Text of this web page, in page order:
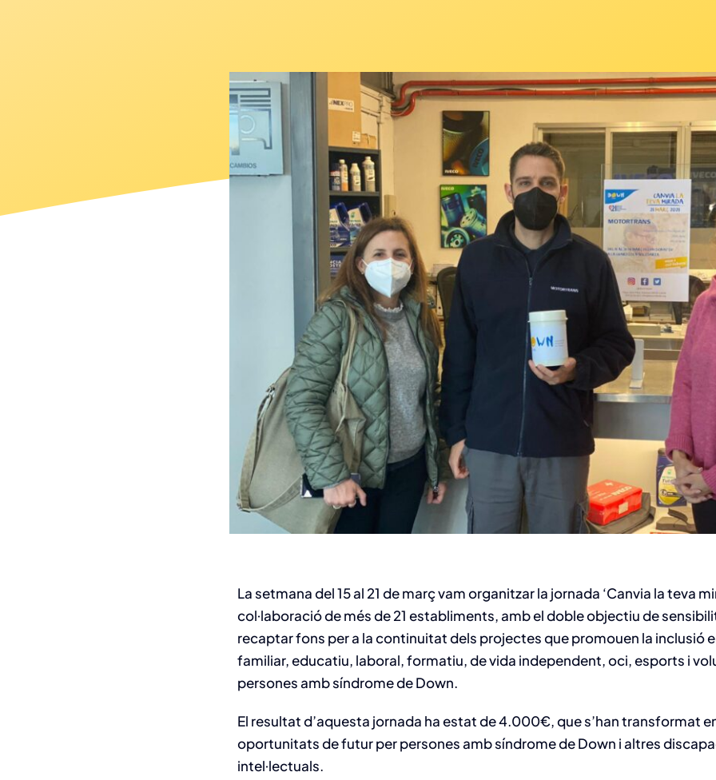
La setmana del 15 al 21 de març vam organitzar la jornada ‘Canvia la teva
col·laboració de més de 21 establiments, amb el doble objectiu de
recaptar fons per a la continuitat dels projectes que promouen la inclusió
familiar, educatiu, laboral, formatiu, de vida independent, oci, esports i
persones amb síndrome de Down.
El resultat d’aquesta jornada ha estat de 4.000€, que s’han transformat
oportunitats de futur per persones amb síndrome de Down i altres
intel·lectuals.